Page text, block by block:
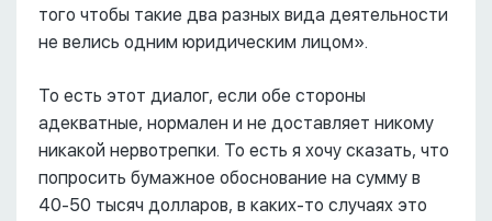
того чтобы такие два разных вида деятельности
не велись одним юридическим лицом».
То есть этот диалог, если обе стороны
адекватные, нормален и не доставляет никому
никакой нервотрепки. То есть я хочу сказать, что
попросить бумажное обоснование на сумму в
40-50 тысяч долларов, в каких-то случаях это